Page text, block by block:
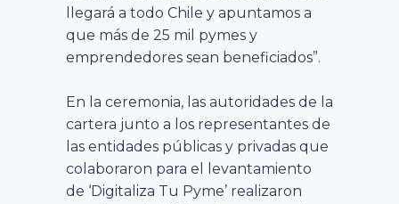
llegará a todo Chile y apuntamos a
que más de 25 mil pymes y
emprendedores sean beneficiados”.
En la ceremonia, las autoridades de la
cartera junto a los representantes de
las entidades públicas y privadas que
colaboraron para el levantamiento
de ‘Digitaliza Tu Pyme’ realizaron